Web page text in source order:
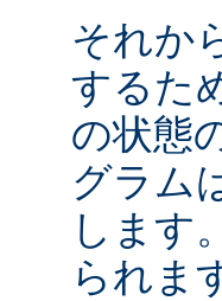
それか
するた
の状態
グラム
します
られま